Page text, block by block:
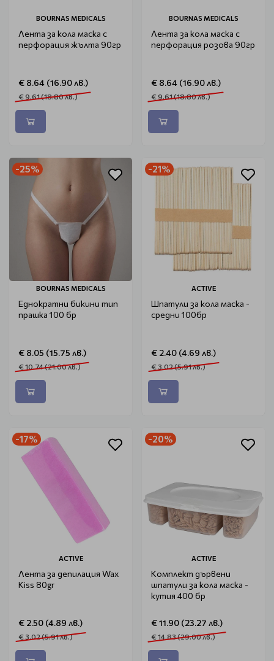
BOURNAS MEDICALS
Лента за кола маска с
перфорация жълта 90гр
€ 8.64 (16.90 лв.)
€ 9.61 (18.80 лв.)
BOURNAS MEDICALS
Лента за кола маска с
перфорация розова 90гр
€ 8.64 (16.90 лв.)
€ 9.61 (18.80 лв.)
-25%
BOURNAS MEDICALS
Еднократни бикини тип
прашка 100 бр
€ 8.05 (15.75 лв.)
€ 10.74 (21.00 лв.)
-21%
ACTIVE
Шпатули за кола маска -
средни 100бр
€ 2.40 (4.69 лв.)
€ 3.02 (5.91 лв.)
-17%
ACTIVE
Лента за депилация Wax
Kiss 80gr
€ 2.50 (4.89 лв.)
€ 3.02 (5.91 лв.)
-20%
ACTIVE
Комплект дървени
шпатули за кола маска -
кутия 400 бр
€ 11.90 (23.27 лв.)
€ 14.83 (29.00 лв.)